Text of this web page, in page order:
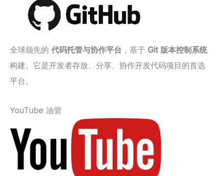
全球领先的 代码托管与协作平台 ，基于 Git 版本控制系统
构建。它是开发者存放、分享、协作开发代码项目的首选
平台。
YouTube 油管